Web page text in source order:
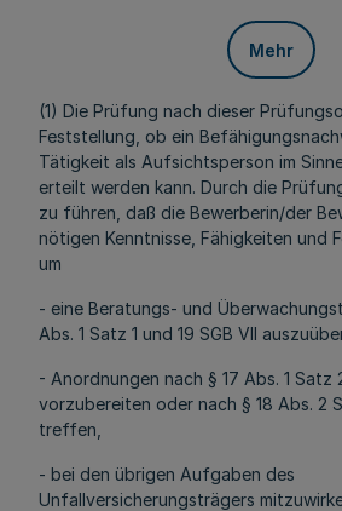
Mehr
(1) Die Prüfung nach dieser
Feststellung, ob ein
Tätigkeit als Aufsichtsperson im
erteilt werden kann. Durch die
zu führen, daß die Bewerberin/der
nötigen Kenntnisse, Fähigkeiten und
um
- eine Beratungs- und
Abs. 1 Satz 1 und 19 SGB VII
- Anordnungen nach § 17 Abs. 1 Satz
vorzubereiten oder nach § 18 Abs. 2
treffen,
- bei den übrigen Aufgaben des
Unfallversicherungsträgers